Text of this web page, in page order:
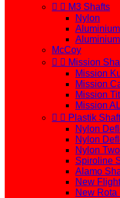
  M3 Shafts
Nylon
Aluminium
McCoy
  Mission
Mission
Mission
Mission
Mission
  Plastik
Nylon
Nylon
Nylon
Spiroline
Alamo
New
New Rota